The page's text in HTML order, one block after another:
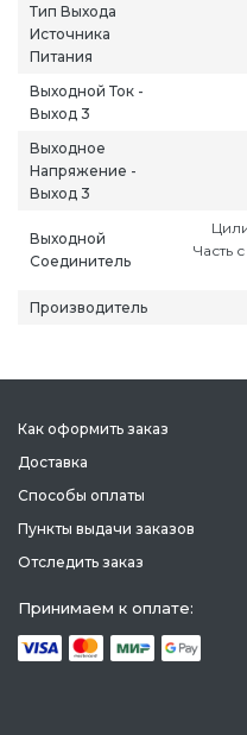
Тип Выхода
Источника
Питания
Выходной Ток -
Выход 3
Выходное
Напряжение -
Выход 3
Выходной
Соединитель
Часть
Производитель
Как оформить заказ
Доставка
Способы оплаты
Пункты выдачи заказов
Отследить заказ
Принимаем к оплате:
Междуреченск
Нальчик